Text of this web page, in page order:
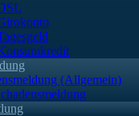
(Allgemein)